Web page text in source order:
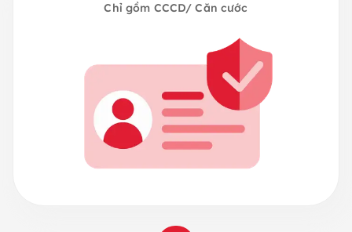
Chỉ gồm CCCD/ Căn cước